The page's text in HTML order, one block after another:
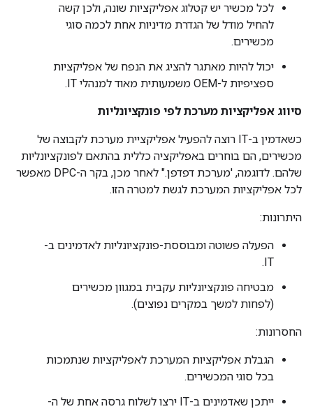
לכל מכשיר יש קטלוג אפליקציות שונה, ולכן קשה
להחיל מודל של הגדרת מדיניות אחת לכמה סוגי
מכשירים.
יכול להיות מאתגר להציג את הנפח של אפליקציות
ספציפיות ל-OEM משמעותית מאוד למנהלי IT.
סיווג אפליקציות מערכת לפי פונקציונליות
כשאדמין ב-IT רוצה להפעיל אפליקציית מערכת לקבוצה של
מכשירים, הם בוחרים באפליקציה כללית בהתאם לפונקציונליות
שלהם. לדוגמה, 'מערכת דפדפן." לאחר מכן, בקר ה-DPC מאפשר
לכל אפליקציות המערכת לגשת למטרה הזו.
היתרונות:
הפעלה פשוטה ומבוססת-פונקציונליות לאדמינים ב-
IT.
מבטיחה פונקציונליות עקבית במגוון מכשירים
(לפחות למשך במקרים נפוצים).
החסרונות:
הגבלת אפליקציות המערכת לאפליקציות שנתמכות
בכל סוגי המכשירים.
ייתכן שאדמינים ב-IT ירצו לשלוח גרסה אחת של ה-